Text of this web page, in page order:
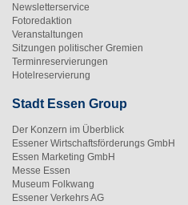
Newsletterservice
Fotoredaktion
Veranstaltungen
Sitzungen politischer Gremien
Terminreservierungen
Hotelreservierung
Stadt Essen Group
Der Konzern im Überblick
Essener Wirtschaftsförderungs GmbH
Essen Marketing GmbH
Messe Essen
Museum Folkwang
Essener Verkehrs AG